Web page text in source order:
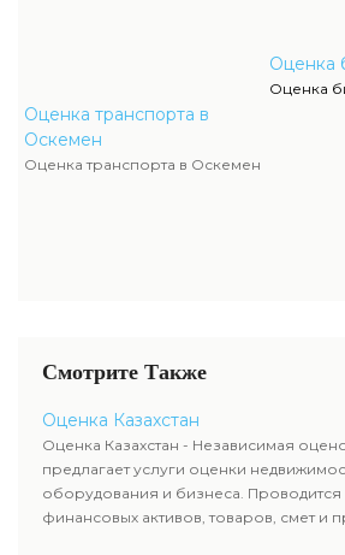
Оценка транспорта в
Оскемен
Оценка транспорта в Оскемен
Оценка
Оценка
Смотрите Также
Оценка Казахстан
Оценка Казахстан - Независимая
предлагает услуги оценки
оборудования и бизнеса. Проводится
финансовых активов, товаров, смет и
оценка животных и